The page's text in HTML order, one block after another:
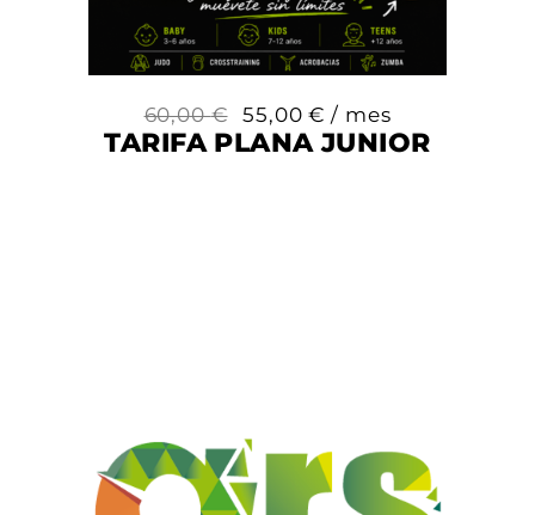
60,00€ 55,00€ / mes
TARIFA PLANA JUNIOR